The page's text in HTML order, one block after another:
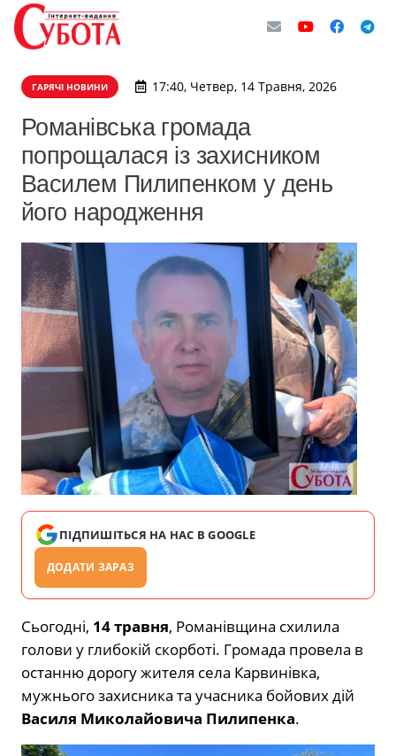
ГАРЯЧІ НОВИНИ 17:40, Четвер, 14 Травня, 2026
Романівська громада
попрощалася із захисником
Василем Пилипенком у день
його народження
ПІДПИШІТЬСЯ НА НАС В GOOGLE
ДОДАТИ ЗАРАЗ
Сьогодні, 14 травня, Романівщина схилила
голови у глибокій скорботі. Громада провела в
останню дорогу жителя села Карвинівка,
мужнього захисника та учасника бойових дій
Василя Миколайовича Пилипенка.